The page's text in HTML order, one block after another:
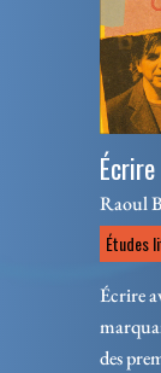
Raoul
Études
Écrire
des